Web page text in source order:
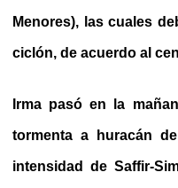
Menores), las cuales
ciclón, de acuerdo al
Irma pasó en la
tormenta a huracán
intensidad de Saffir-